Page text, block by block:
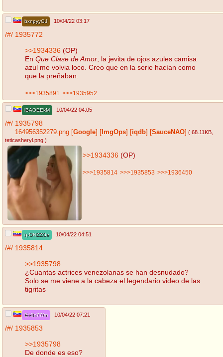
bxnpyyGJ 10/04/22 03:17
/#/ 1935772
>>1934336 (OP)
En Que Clase de Amor , la jevita de ojos azules camisa
azul me volvia loco. Creo que en la serie hacían como
que la preñaban.
>>>1935891 >>>1935952
lBAOEEkM 10/04/22 04:05
/#/ 1935798
164956352279.png Google ImgOps iqdb SauceNAO ( 68.11KB
teticasheryl.png )
>>1934336 (OP)
>>>1935814 >>>1935853 >>>1936450
q-ONZZOe 10/04/22 04:51
/#/ 1935814
>>1935798
¿Cuantas actrices venezolanas se han desnudado?
Solo se me viene a la cabeza el legendario video de las
tigritas
E+0x77/m 10/04/22 07:21
/#/ 1935853
>>1935798
De donde es eso?